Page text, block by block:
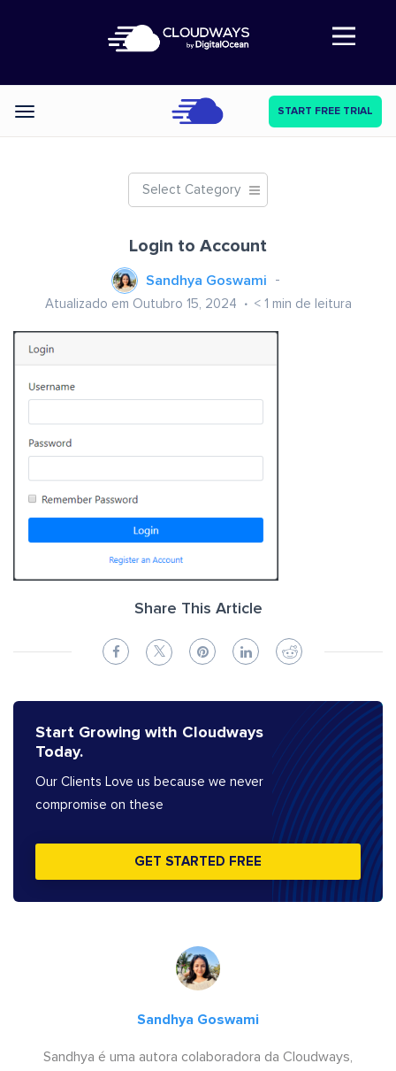
Abre a navegação
Categories START FREE TRIAL
Select Category
Login to Account
Sandhya Goswami
Atualizado em Outubro 15, 2024 < 1 min de leitura
Share This Article
Start Growing with Cloudways
Today.
Our Clients Love us because we never
compromise on these
GET STARTED FREE
Sandhya Goswami
Sandhya é uma autora colaboradora da Cloudways,